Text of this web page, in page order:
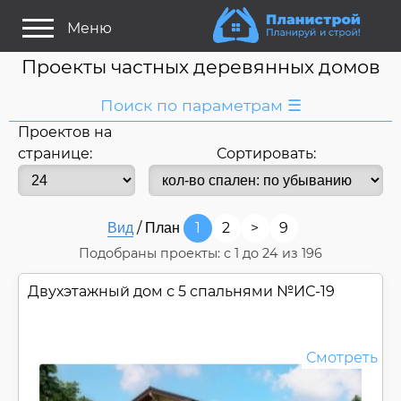
Меню
Проекты частных деревянных домов
Поиск по параметрам ☰
Я ищу:
Дом
Название
Строитель/Архитектор
Стиль проекта
Только проекты Только строительство
Площадь
Длина
Проектов на
странице:
Сортировать:
Вид / План 1 2 > 9
Подобраны проекты: с 1 до 24 из 196
Двухэтажный дом с 5 спальнями №ИС-19
Смотреть